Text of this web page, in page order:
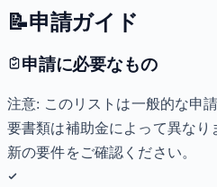
📝申請ガイド
申請に必要なもの
注意: このリストは一般的な申
要書類は補助金によって異なり
新の要件をご確認ください。